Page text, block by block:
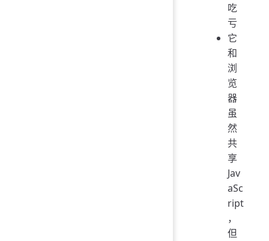
吃
亏
它
和
浏
览
器
虽
然
共
享
Jav
aSc
ript
，
但